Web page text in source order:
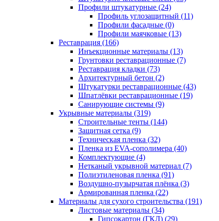
Профили штукатурные (24)
Профиль углозащитный (11)
Профили фасадные (0)
Профили маячковые (13)
Реставрация (166)
Инъекционные материалы (13)
Грунтовки реставрационные (7)
Реставрация кладки (73)
Архитектурный бетон (2)
Штукатурки реставрационные (43)
Шпатлёвки реставрационные (19)
Санирующие системы (9)
Укрывные материалы (319)
Строительные тенты (144)
Защитная сетка (9)
Техническая пленка (32)
Пленка из EVA-сополимера (40)
Комплектующие (4)
Нетканый укрывной материал (7)
Полиэтиленовая пленка (91)
Воздушно-пузырчатая плёнка (3)
Армированная пленка (22)
Материалы для сухого строительства (191)
Листовые материалы (34)
Гипсокартон (ГКЛ) (29)